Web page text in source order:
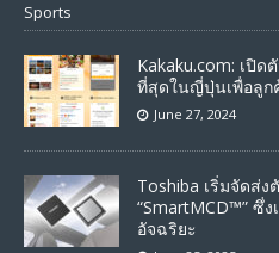
Sports
Kakaku.com: เปิ
ที่สุดในญี่ปุ่นเพื่อลูก
June 27, 2024
Toshiba เริ่มจัดส่
“SmartMCD™” ซึ่
อัจฉริยะ